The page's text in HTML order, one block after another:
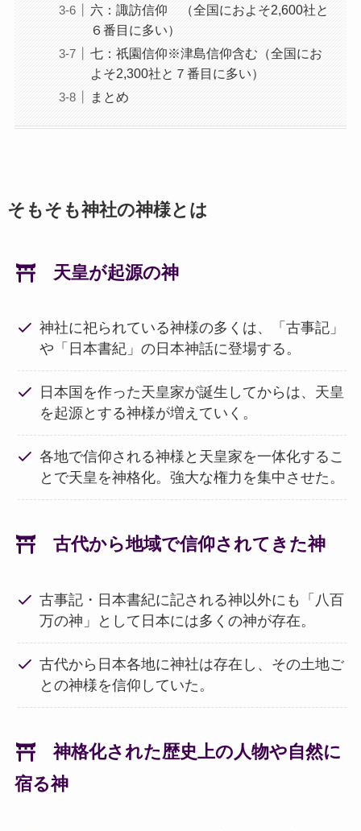
六：諏訪信仰 （全国におよそ2,600社と
６番目に多い）
七：祇園信仰※津島信仰含む（全国にお
よそ2,300社と７番目に多い）
まとめ
そもそも神社の神様とは
天皇が起源の神
神社に祀られている神様の多くは、「古事記」
や「日本書紀」の日本神話に登場する。
日本国を作った天皇家が誕生してからは、天皇
を起源とする神様が増えていく。
各地で信仰される神様と天皇家を一体化するこ
とで天皇を神格化。強大な権力を集中させた。
古代から地域で信仰されてきた神
古事記・日本書紀に記される神以外にも「八百
万の神」として日本には多くの神が存在。
古代から日本各地に神社は存在し、その土地ご
との神様を信仰していた。
神格化された歴史上の人物や自然に
宿る神